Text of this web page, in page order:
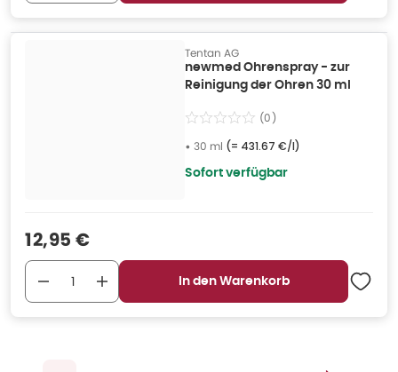
Tentan AG
newmed Ohrenspray - zur
Reinigung der Ohren 30 ml
(0)
• 30 ml (= 431.67 €/l)
Sofort verfügbar
Verkaufspreis
12,95 €
In den Warenkorb